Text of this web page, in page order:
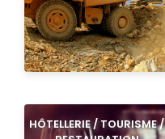
HÔTELLERIE / TOURISME /